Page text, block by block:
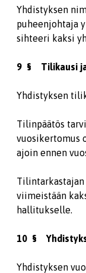
Yhdistyksen
puheenjohtaja
sihteeri kaksi
9 § Tilikausi
Yhdistyksen
Tilinpäätös
vuosikertomus
ajoin ennen
viimeistään
hallitukselle.
10 §
Yhdistyksen